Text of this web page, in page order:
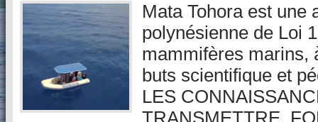
Mata Tohora est une
polynésienne de Loi
mammifères marins,
buts scientifique et
LES
TRANSMETTRE,